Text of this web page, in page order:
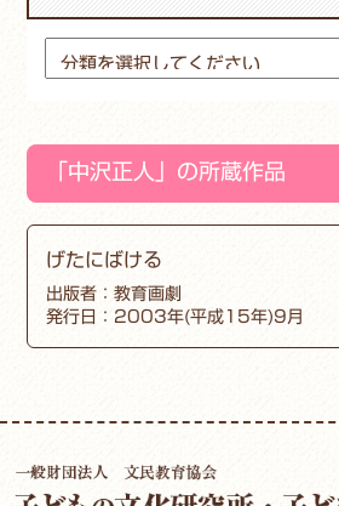
「中沢正人」の所蔵作品
げたにばける
出版者：教育画劇
発行日：2003年(平成15年)9月